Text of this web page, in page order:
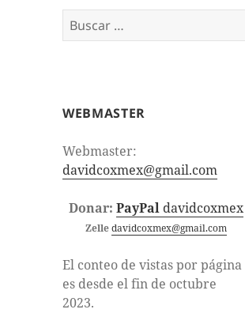
Buscar:
WEBMASTER
Webmaster:
davidcoxmex@gmail.com
Donar: PayPal davidcoxmex
Zelledavidcoxmex@gmail.com
El conteo de vistas por página
es desde el fin de octubre
2023.